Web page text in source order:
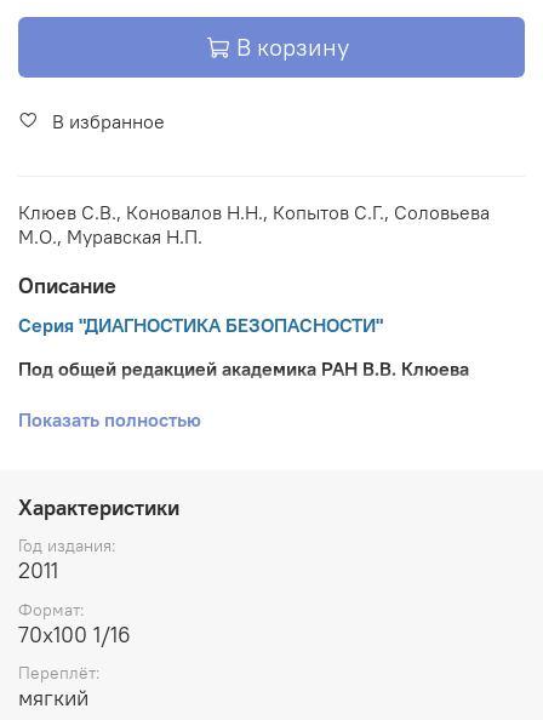
В корзину
В избранное
Клюев С.В., Коновалов Н.Н., Копытов С.Г., Соловьева
М.О., Муравская Н.П.
Описание
Серия "ДИАГНОСТИКА БЕЗОПАСНОСТИ"
Под общей редакцией академика РАН В.В. Клюева
В первом разделе изложены принципы построения
органам по сертификации и процедуре аккредитации
органов по сертификации. Рассмотрены требования к
экзаменационным центрам, организованным при
органах по сертификации, и учебным центрам
специалистов НК. Рассмотрены программы обучения
специалистов НК и требования к квалификационному
экзамену при аттестации (сертификации) специалистов.
Во втором разделе изложены законодательные основы
и требования к метрологическому обеспечению
Показать полностью
Характеристики
Год издания:
2011
Формат:
70х100 1/16
Переплёт:
мягкий